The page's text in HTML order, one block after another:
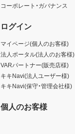
コーポレート・ガバナンス
ログイン
マイページ(個人のお客様)
法人ポータル(法人のお客様)
VARパートナー(販売店様)
キキNavi(法人ユーザー様)
キキNavi(保守・管理会社様)
個人のお客様